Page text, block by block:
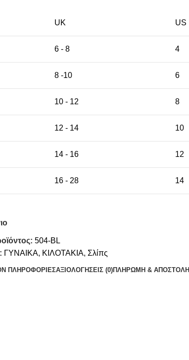
UK US
6 - 8 4
8 -10 6
10 - 12 8
12 - 14 10
14 - 16 12
16 - 28 14
504-BL
ΓΥΝΑΙΚΑ, ΚΙΛΟΤΑΚΙΑ, Σλίπς
ΠΛΗΡΟΦΟΡΊΕΣΑΞΙΟΛΟΓΉΣΕΙΣ (0)ΠΛΗΡΩΜΗ & ΑΠΟΣΤΟΛΗ